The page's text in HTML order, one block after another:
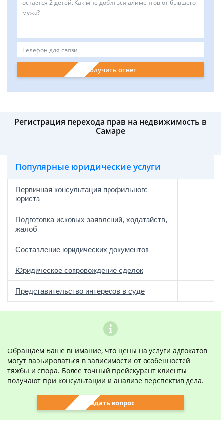
Получить ответ
Регистрация перехода прав на недвижимость в
Самаре
Популярные юридические услуги
Первичная консультация профильного
юриста
Подготовка исковых заявлений, ходатайств,
жалоб
Составление юридических документов
Юридическое сопровождение сделок
Представительство интересов в суде
Обращаем Ваше внимание, что цены на услуги адвокатов
могут варьироваться в зависимости от особенностей
тяжбы и спора. Более точный прейскурант клиенты
получают при консультации и анализе перспектив дела.
Задать вопрос